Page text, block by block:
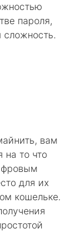
пароля,
вам
на то что
для их
кошельке.